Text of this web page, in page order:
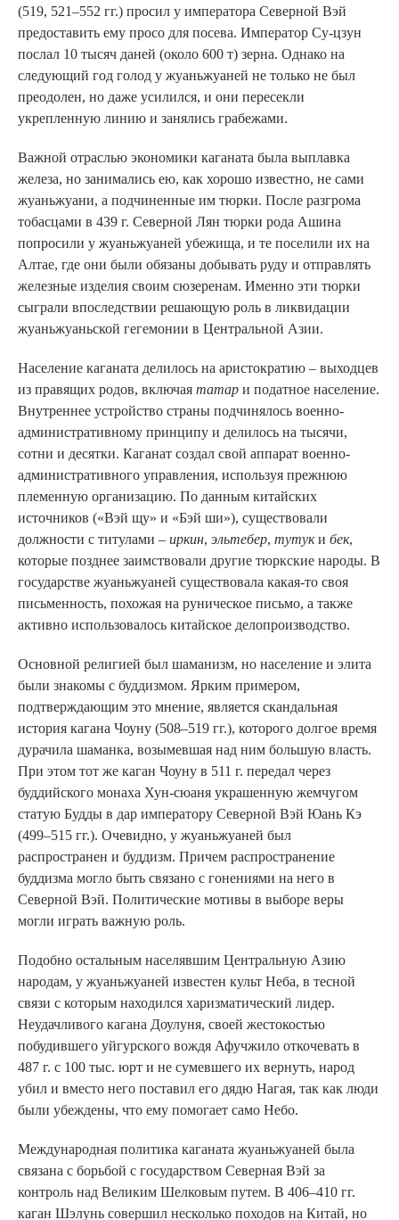
(519, 521–552 гг.) просил у императора Северной Вэй
предоставить ему просо для посева. Император Су-цзун
послал 10 тысяч даней (около 600 т) зерна. Однако на
следующий год голод у жуаньжуаней не только не был
преодолен, но даже усилился, и они пересекли
укрепленную линию и занялись грабежами.
Важной отраслью экономики каганата была выплавка
железа, но занимались ею, как хорошо известно, не сами
жуаньжуани, а подчиненные им тюрки. После разгрома
тобасцами в 439 г. Северной Лян тюрки рода Ашина
попросили у жуаньжуаней убежища, и те поселили их на
Алтае, где они были обязаны добывать руду и отправлять
железные изделия своим сюзеренам. Именно эти тюрки
сыграли впоследствии решающую роль в ликвидации
жуаньжуаньской гегемонии в Центральной Азии.
Население каганата делилось на аристократию – выходцев
из правящих родов, включая татар и податное население.
Внутреннее устройство страны подчинялось военно-
административному принципу и делилось на тысячи,
сотни и десятки. Каганат создал свой аппарат военно-
административного управления, используя прежнюю
племенную организацию. По данным китайских
источников («Вэй щу» и «Бэй ши»), существовали
должности с титулами – иркин, эльтебер, тутуки бек,
которые позднее заимствовали другие тюркские народы. В
государстве жуаньжуаней существовала какая-то своя
письменность, похожая на руническое письмо, а также
активно использовалось китайское делопроизводство.
Основной религией был шаманизм, но население и элита
были знакомы с буддизмом. Ярким примером,
подтверждающим это мнение, является скандальная
история кагана Чоуну (508–519 гг.), которого долгое время
дурачила шаманка, возымевшая над ним большую власть.
При этом тот же каган Чоуну в 511 г. передал через
буддийского монаха Хун-сюаня украшенную жемчугом
статую Будды в дар императору Северной Вэй Юань Кэ
(499–515 гг.). Очевидно, у жуаньжуаней был
распространен и буддизм. Причем распространение
буддизма могло быть связано с гонениями на него в
Северной Вэй. Политические мотивы в выборе веры
могли играть важную роль.
Подобно остальным населявшим Центральную Азию
народам, у жуаньжуаней известен культ Неба, в тесной
связи с которым находился харизматический лидер.
Неудачливого кагана Доулуня, своей жестокостью
побудившего уйгурского вождя Афучжило откочевать в
487 г. с 100 тыс. юрт и не сумевшего их вернуть, народ
убил и вместо него поставил его дядю Нагая, так как люди
были убеждены, что ему помогает само Небо.
Международная политика каганата жуаньжуаней была
связана с борьбой с государством Северная Вэй за
контроль над Великим Шелковым путем. В 406–410 гг.
каган Шэлунь совершил несколько походов на Китай, но